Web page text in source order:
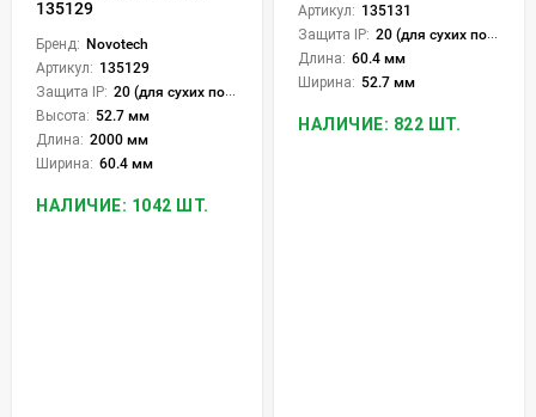
135129
Бренд: Novotech
Артикул: 135129
Защита IP: 20 (для сухих пом.)
Высота: 52.7 мм
Длина: 2000 мм
Ширина: 60.4 мм
НАЛИЧИЕ: 1042 ШТ.
Артикул: 135131
Защита IP: 20 (для сухих пом.)
Длина: 60.4 мм
Ширина: 52.7 мм
НАЛИЧИЕ: 822 ШТ.